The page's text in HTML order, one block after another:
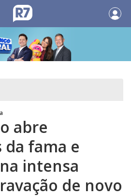
abre
fama e
intensa
de novo